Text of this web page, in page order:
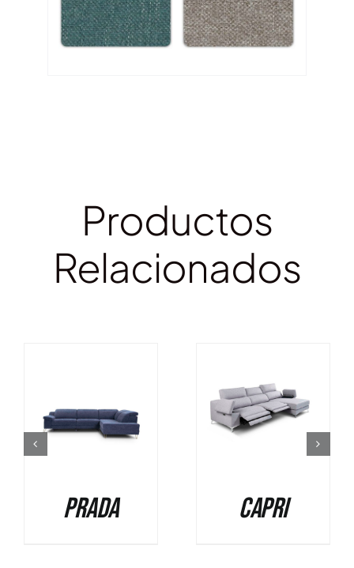
Productos
Relacionados
Prada
DETALLES
Capri
DETALLES